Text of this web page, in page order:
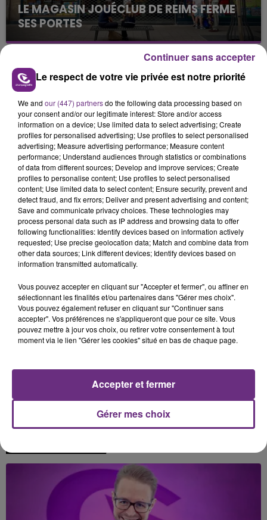
LE MAGASIN JOUÉCLUB DE REIMS FERME
SES PORTES
C'était l'une des institutions du centre-ville
rémois. Le magasin JouéClub est contraint de
fermer ses portes.
TITRES DIFFUSÉS
21h53
21h53
CAMERON WHITCOMB
Medusa
21h50
21h50
PORTUGAL THE MAN
Feel It Still
Juste Un Peu Say My Name
Le respect de votre vie privée est notre priorité
We and our (447) partnersdo the following data processing based on
your consent and/or our legitimate interest: Store and/or access
information on a device; Use limited data to select advertising; Create
profiles for personalised advertising; Use profiles to select personalised
advertising; Measure advertising performance; Measure content
performance; Understand audiences through statistics or combinations
of data from different sources; Develop and improve services; Create
profiles to personalise content; Use profiles to select personalised
content; Use limited data to select content; Ensure security, prevent and
detect fraud, and fix errors; Deliver and present advertising and content;
Save and communicate privacy choices. These technologies may
process personal data such as IP address and browsing data to offer
following functionalities: Identify devices based on information actively
requested; Use precise geolocation data; Match and combine data from
other data sources; Link different devices; Identify devices based on
information transmitted automatically.
Vous pouvez accepter en cliquant sur "Accepter et fermer", ou affiner en
sélectionnant les finalités et/ou partenaires dans "Gérer mes choix".
Vous pouvez également refuser en cliquant sur "Continuer sans
accepter". Vos préférences ne s'appliqueront que pour ce site. Vous
pouvez mettre à jour vos choix, ou retirer votre consentement à tout
moment via le lien "Gérer les cookies" situé en bas de chaque page.
Gérer mes choix
Accepter et fermer
Continuer sans accepter